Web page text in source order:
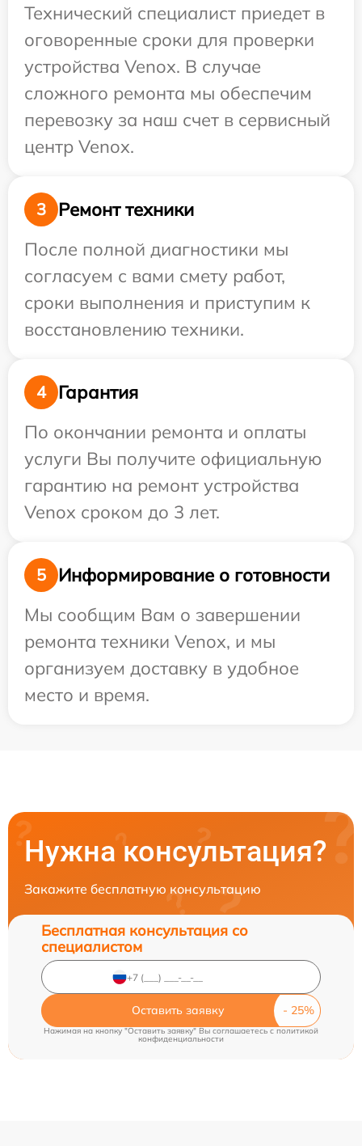
Технический специалист приедет в
оговоренные сроки для проверки
устройства Venox. В случае
сложного ремонта мы обеспечим
перевозку за наш счет в сервисный
центр Venox.
3
Ремонт техники
После полной диагностики мы
согласуем с вами смету работ,
сроки выполнения и приступим к
восстановлению техники.
4
Гарантия
По окончании ремонта и оплаты
услуги Вы получите официальную
гарантию на ремонт устройства
Venox сроком до 3 лет.
5
Информирование о готовности
Мы сообщим Вам о завершении
ремонта техники Venox, и мы
организуем доставку в удобное
место и время.
Нужна консультация?
Закажите бесплатную консультацию
Бесплатная консультация со
специалистом
Оставить заявку
Нажимая на кнопку "Оставить заявку" Вы соглашаетесь cполитикой
конфиденциальности